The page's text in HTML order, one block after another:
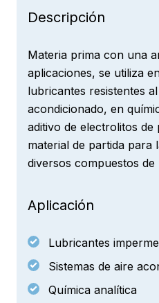
Descripción
Materia prima con una
aplicaciones, se utiliza
lubricantes resistentes
acondicionado, en
aditivo de electrolitos de
material de partida para
diversos compuestos de
Aplicación
Lubricantes
Sistemas de aire
Química analítica